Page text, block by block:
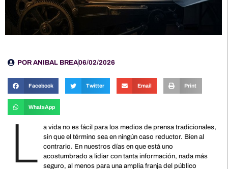
POR ANIBAL BREA06/02/2026
Facebook Twitter Email Print
WhatsApp
L
a vida no es fácil para los medios de prensa tradicionales,
sin que el término sea en ningún caso reductor. Bien al
contrario. En nuestros días en que está uno
acostumbrado a lidiar con tanta información, nada más
seguro, al menos para una amplia franja del público